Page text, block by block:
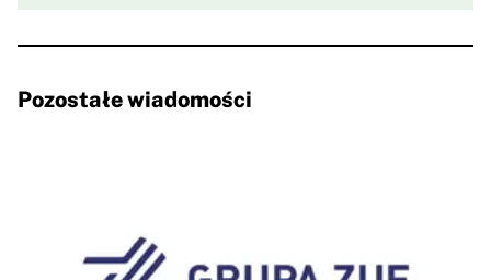
Pozostałe wiadomości